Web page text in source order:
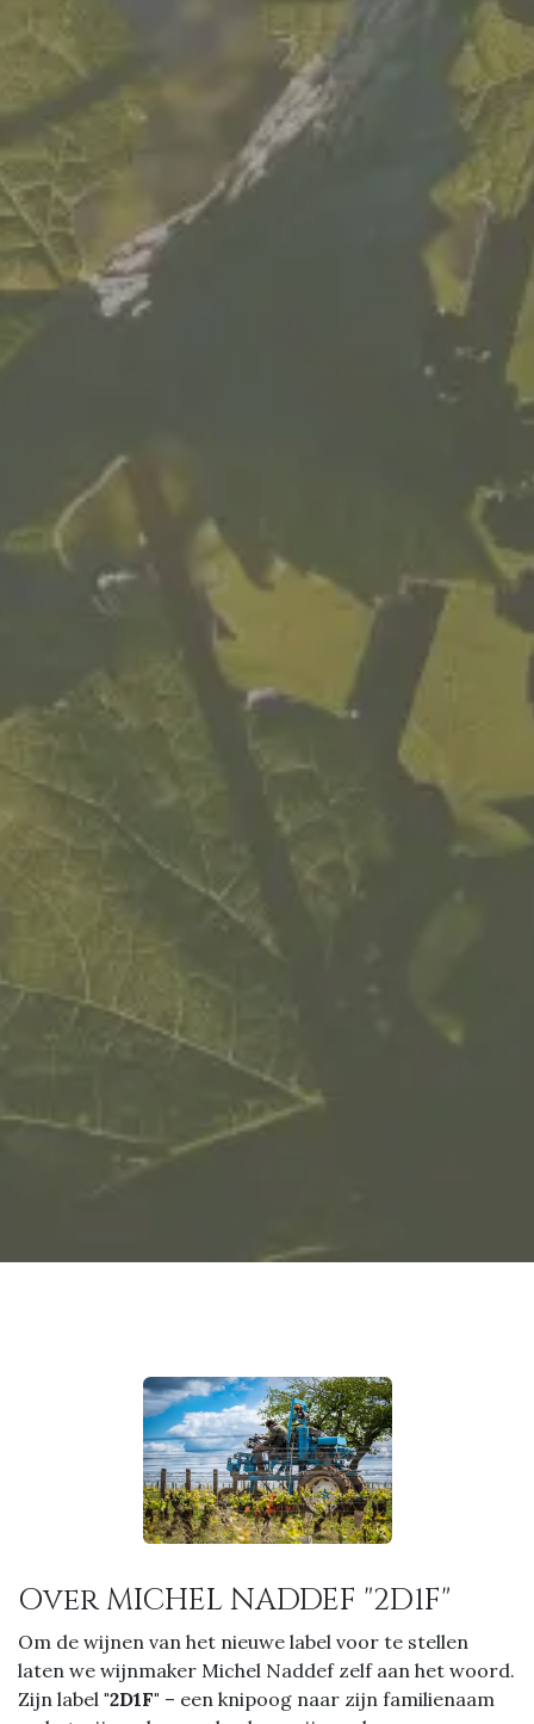
Over MICHEL NADDEF "2D1F"
Om de wijnen van het nieuwe label voor te stellen
laten we wijnmaker Michel Naddef zelf aan het woord.
Zijn label "2D1F" – een knipoog naar zijn familienaam